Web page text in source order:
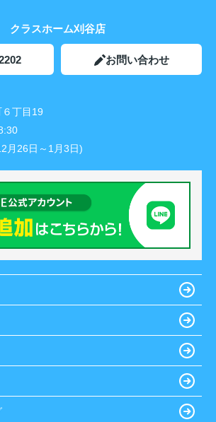
クラスホーム刈谷店
お問い合わせ
丁目19
月26日～1月3日)